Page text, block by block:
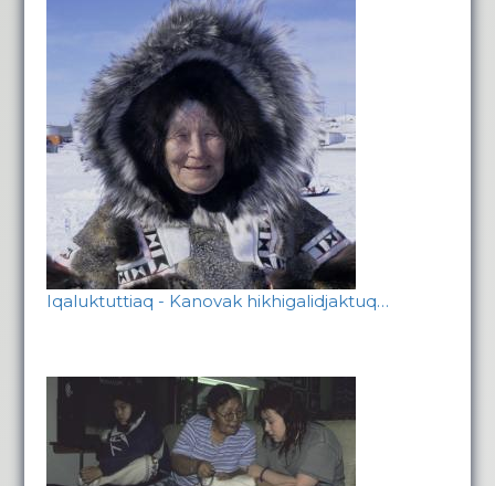
Iqaluktuttiaq - Kanovak hikhigalidjaktuq…